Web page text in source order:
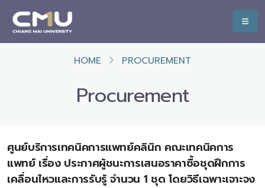
HOME PROCUREMENT
Procurement
ศูนย์บริการเทคนิคการแพทย์คลินิก คณะเทคนิคการ
แพทย์ เรื่อง ประกาศผู้ชนะการเสนอราคาซื้อชุดฝึกการ
เคลื่อนไหวและการรับรู้ จำนวน 1 ชุด โดยวิธีเฉพาะเจาะจง